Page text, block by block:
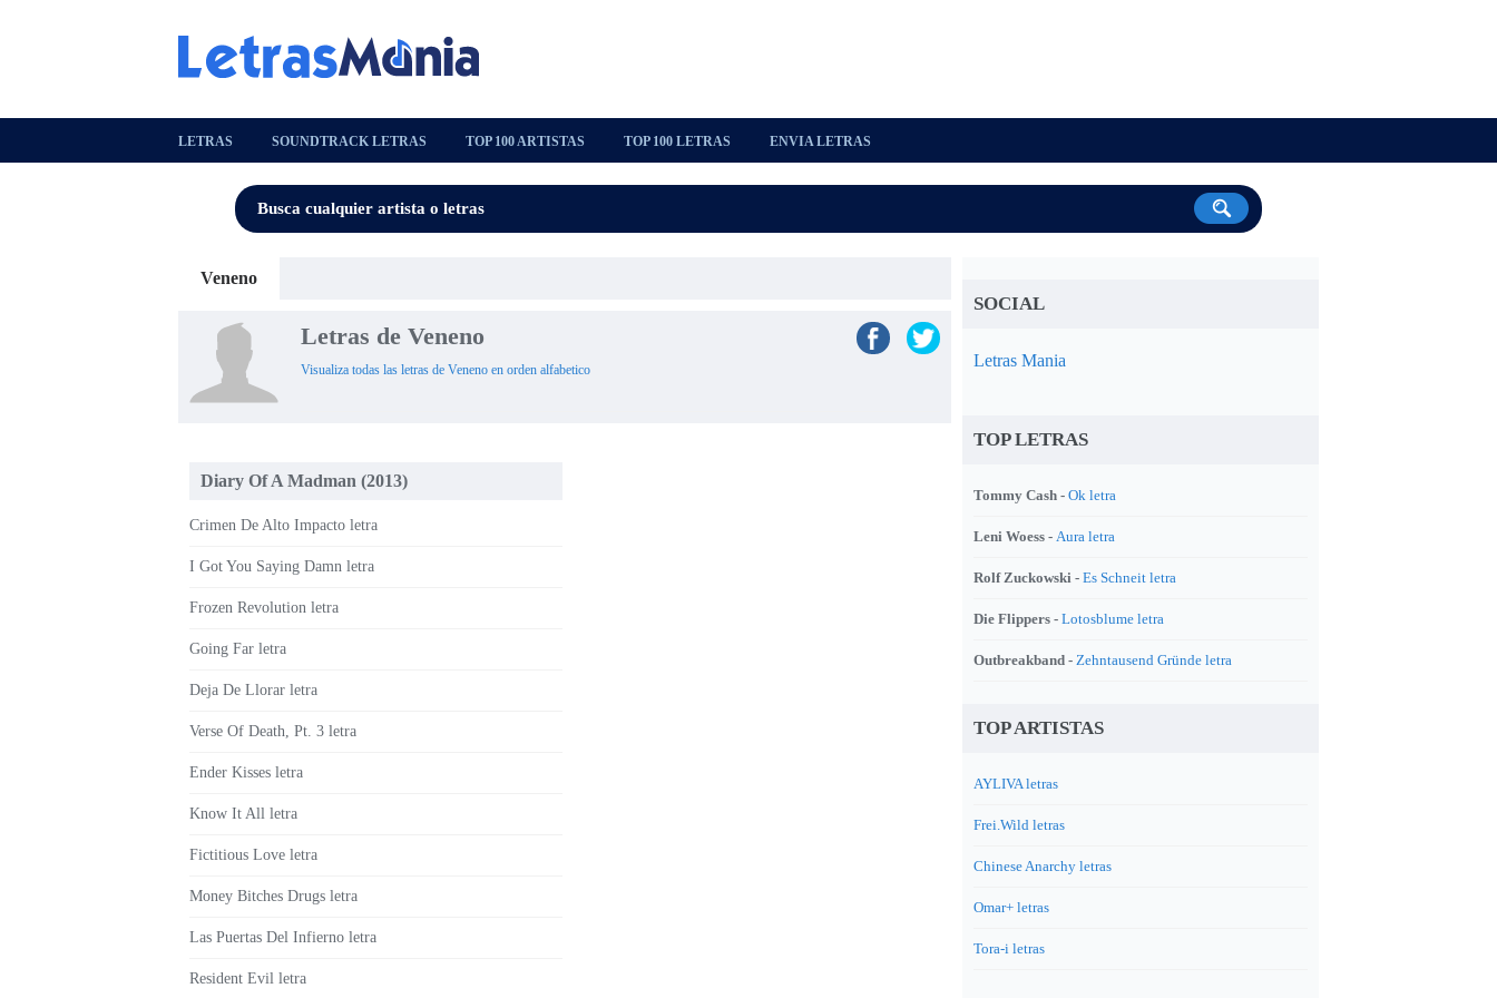
LETRAS SOUNDTRACK LETRAS TOP 100 ARTISTAS TOP 100 LETRAS ENVIA LETRAS
Veneno
Letras de Veneno
Visualiza todas las letras de Veneno en orden alfabetico
Diary Of A Madman (2013)
Crimen De Alto Impacto letra
I Got You Saying Damn letra
Frozen Revolution letra
Going Far letra
Deja De Llorar letra
Verse Of Death, Pt. 3 letra
Ender Kisses letra
Know It All letra
Fictitious Love letra
Money Bitches Drugs letra
Las Puertas Del Infierno letra
Resident Evil letra
SOCIAL
Letras Mania
TOP LETRAS
Tommy Cash - Ok letra
Leni Woess - Aura letra
Rolf Zuckowski - Es Schneit letra
Die Flippers - Lotosblume letra
Outbreakband - Zehntausend Gründe letra
TOP ARTISTAS
AYLIVA letras
Frei.Wild letras
Chinese Anarchy letras
Omar+ letras
Tora-i letras